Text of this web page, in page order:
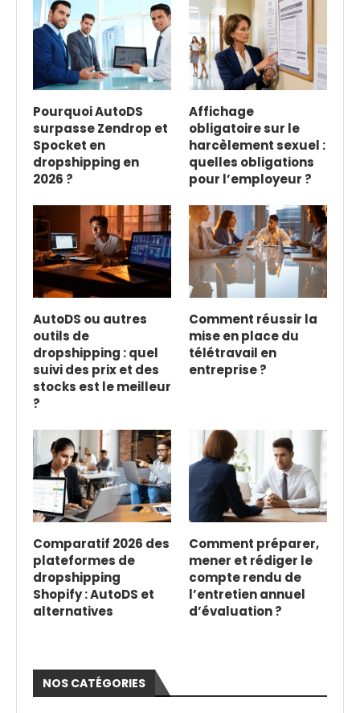
Pourquoi AutoDS
surpasse Zendrop et
Spocket en
dropshipping en
2026 ?
Affichage
obligatoire sur le
harcèlement sexuel :
quelles obligations
pour l’employeur ?
AutoDS ou autres
outils de
dropshipping : quel
suivi des prix et des
stocks est le meilleur
?
Comment réussir la
mise en place du
télétravail en
entreprise ?
Comparatif 2026 des
plateformes de
dropshipping
Shopify : AutoDS et
alternatives
Comment préparer,
mener et rédiger le
compte rendu de
l’entretien annuel
d’évaluation ?
NOS CATÉGORIES